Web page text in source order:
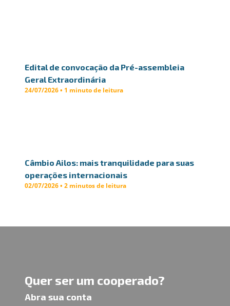
Edital de convocação da Pré-assembleia
Geral Extraordinária
24/07/2026 • 1 minuto de leitura
Câmbio Ailos: mais tranquilidade para suas
operações internacionais
02/07/2026 • 2 minutos de leitura
Quer ser um cooperado?
Abra sua conta